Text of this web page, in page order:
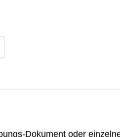
Dokument oder